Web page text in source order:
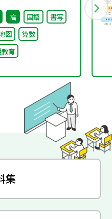
備状況調査、通
指導実施状況調
高 国語
書写
図
算数
育
集